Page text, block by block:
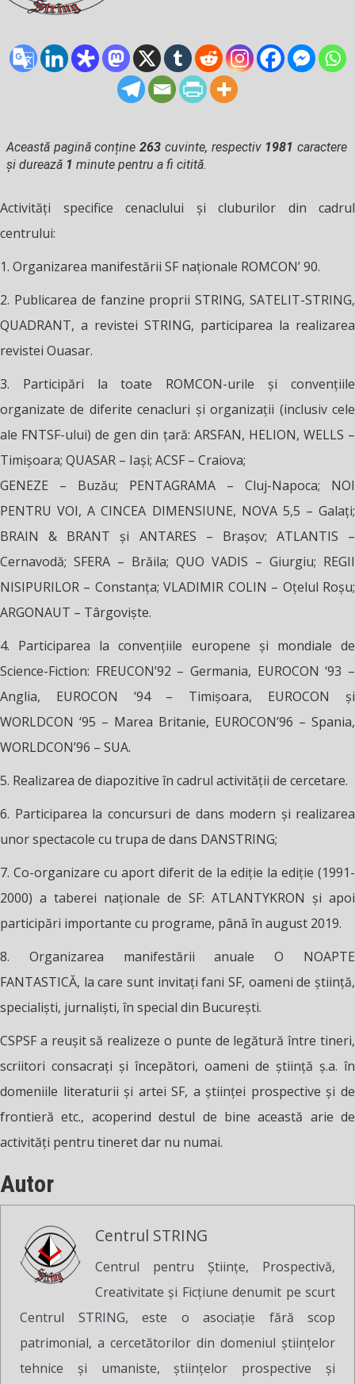
Această pagină conține263 cuvinte, respectiv 1981 caractere
și durează 1 minute pentru a fi citită.
Activităţi specifice cenaclului şi cluburilor din cadrul
centrului:
1. Organizarea manifestării SF naţionale ROMCON’ 90.
2. Publicarea de fanzine proprii STRING, SATELIT-STRING,
QUADRANT, a revistei STRING, participarea la realizarea
revistei Ouasar.
3. Participări la toate ROMCON-urile şi convenţiile
organizate de diferite cenacluri şi organizaţii (inclusiv cele
ale FNTSF-ului) de gen din ţară: ARSFAN, HELION, WELLS –
Timişoara; QUASAR – Iaşi; ACSF – Craiova;
GENEZE – Buzău; PENTAGRAMA – Cluj-Napoca; NOI
PENTRU VOI, A CINCEA DIMENSIUNE, NOVA 5,5 – Galaţi;
BRAIN & BRANT și ANTARES – Braşov; ATLANTIS –
Cernavodă; SFERA – Brăila; QUO VADIS – Giurgiu; REGII
NISIPURILOR – Constanţa; VLADIMIR COLIN – Oţelul Roşu;
ARGONAUT – Târgovişte.
4. Participarea la convenţiile europene şi mondiale de
Science-Fiction: FREUCON’92 – Germania, EUROCON ‘93 –
Anglia, EUROCON ‘94 – Timişoara, EUROCON şi
WORLDCON ‘95 – Marea Britanie, EUROCON’96 – Spania,
WORLDCON’96 – SUA.
5. Realizarea de diapozitive în cadrul activităţii de cercetare.
6. Participarea la concursuri de dans modern şi realizarea
unor spectacole cu trupa de dans DANSTRING;
7. Co-organizare cu aport diferit de la ediţie la ediţie (1991-
2000) a taberei naţionale de SF: ATLANTYKRON și apoi
participări importante cu programe, până în august 2019.
8. Organizarea manifestării anuale O NOAPTE
FANTASTICĂ, la care sunt invitaţi fani SF, oameni de ştiinţă,
specialişti, jurnalişti, în special din Bucureşti.
CSPSF a reuşit să realizeze o punte de legătură între tineri,
scriitori consacraţi şi începători, oameni de ştiinţă ş.a. în
domeniile literaturii şi artei SF, a ştiinţei prospective şi de
frontieră etc., acoperind destul de bine această arie de
activităţi pentru tineret dar nu numai.
Autor
Centrul STRING
Centrul pentru Ştiinţe, Prospectivă,
Creativitate şi Ficţiune denumit pe scurt
Centrul STRING, este o asociaţie fără scop
patrimonial, a cercetătorilor din domeniul ştiinţelor
tehnice şi umaniste, ştiinţelor prospective şi